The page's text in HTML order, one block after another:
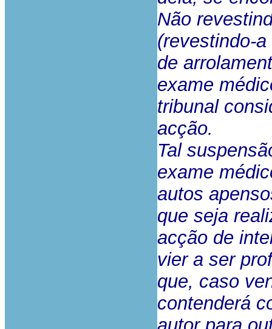
Não
(revestindo-
de
exame
tribunal
acção.
Tal
exame
autos
que seja
acção de
vier a ser
que, caso
contenderá